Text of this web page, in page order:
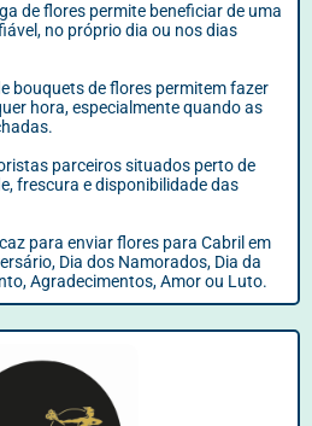
de flores permite beneficiar de uma
no próprio dia ou nos dias
bouquets de flores permitem fazer
hora, especialmente quando as
parceiros situados perto de
frescura e disponibilidade das
para enviar flores para Cabril em
Dia dos Namorados, Dia da
Agradecimentos, Amor ou Luto.